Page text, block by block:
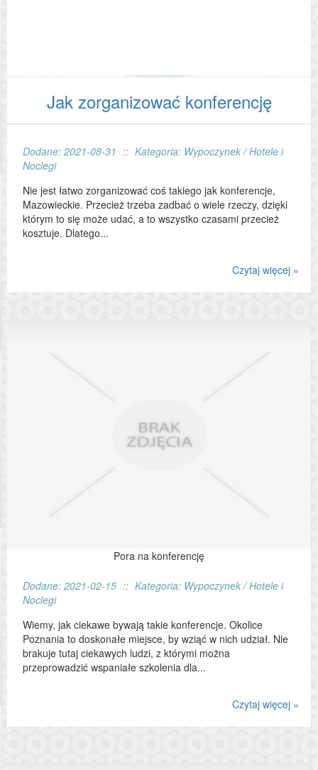
Jak zorganizować konferencję
Dodane: 2021-08-31 :: Kategoria: Wypoczynek / Hotele i
Noclegi
Nie jest łatwo zorganizować coś takiego jak konferencje,
Mazowieckie. Przecież trzeba zadbać o wiele rzeczy, dzięki
którym to się może udać, a to wszystko czasami przecież
kosztuje. Dlatego...
Czytaj więcej »
Pora na konferencję
Dodane: 2021-02-15 :: Kategoria: Wypoczynek / Hotele i
Noclegi
Wiemy, jak ciekawe bywają takie konferencje. Okolice
Poznania to doskonałe miejsce, by wziąć w nich udział. Nie
brakuje tutaj ciekawych ludzi, z którymi można
przeprowadzić wspaniałe szkolenia dla...
Czytaj więcej »